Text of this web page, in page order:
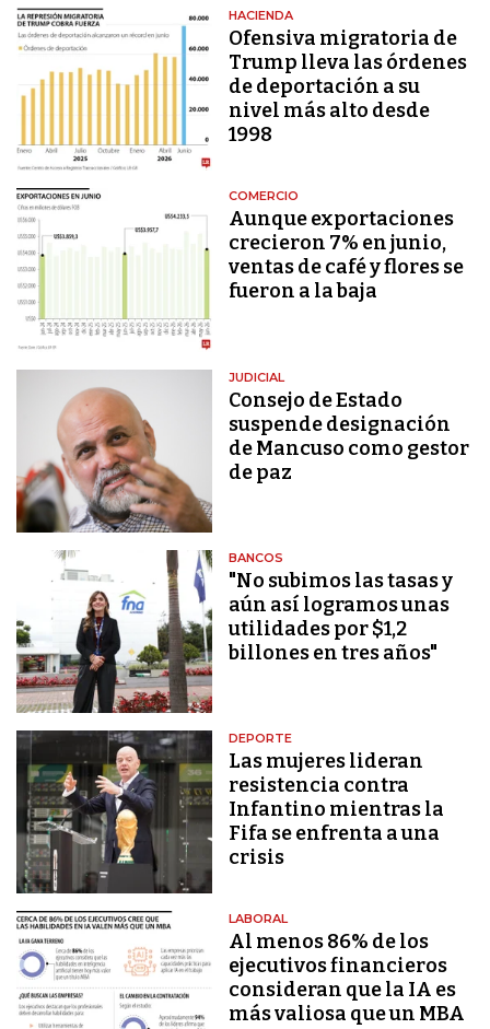
HACIENDA
Ofensiva migratoria de
Trump lleva las órdenes
de deportación a su
nivel más alto desde
1998
COMERCIO
Aunque exportaciones
crecieron 7% en junio,
ventas de café y flores se
fueron a la baja
JUDICIAL
Consejo de Estado
suspende designación
de Mancuso como gestor
de paz
BANCOS
"No subimos las tasas y
aún así logramos unas
utilidades por $1,2
billones en tres años"
DEPORTE
Las mujeres lideran
resistencia contra
Infantino mientras la
Fifa se enfrenta a una
crisis
LABORAL
Al menos 86% de los
ejecutivos financieros
consideran que la IA es
más valiosa que un MBA